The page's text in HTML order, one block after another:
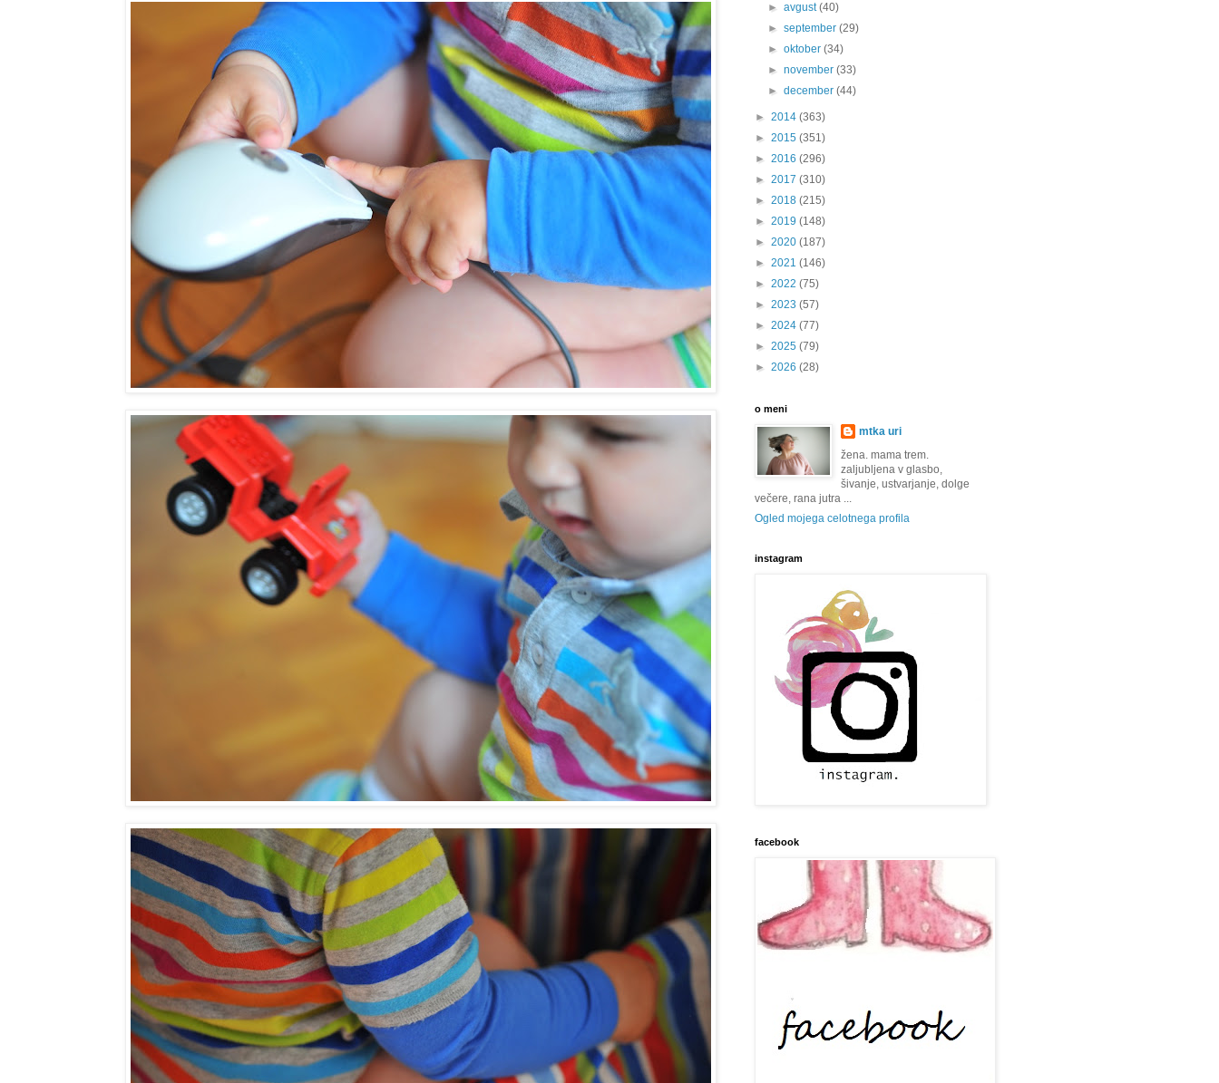
►avgust(40)
►september(29)
►oktober(34)
►november(33)
►december(44)
► 2014 (363)
► 2015 (351)
► 2016 (296)
► 2017 (310)
► 2018 (215)
► 2019 (148)
► 2020 (187)
► 2021 (146)
► 2022 (75)
► 2023 (57)
► 2024 (77)
► 2025 (79)
► 2026 (28)
o meni
mtka uri
žena. mama trem.
zaljubljena v glasbo,
šivanje, ustvarjanje, dolge
večere, rana jutra ...
Ogled mojega celotnega profila
instagram
facebook